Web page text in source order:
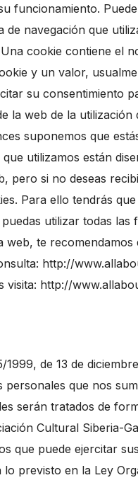
funcionamiento.
navegación que
cookie contiene el
y un valor,
su consentimiento
la web de la
suponemos que
utilizamos están
pero si no deseas
Para ello tendrás
utilizar todas
te
http://
visita: http://
1999, de 13 de
que nos
serán tratados de
Cultural Siberia-
que puede ejercitar
previsto en la Ley